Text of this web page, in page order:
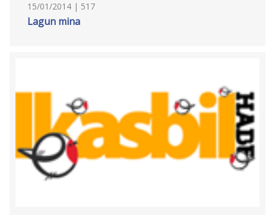
15/01/2014 | 517
Lagun mina